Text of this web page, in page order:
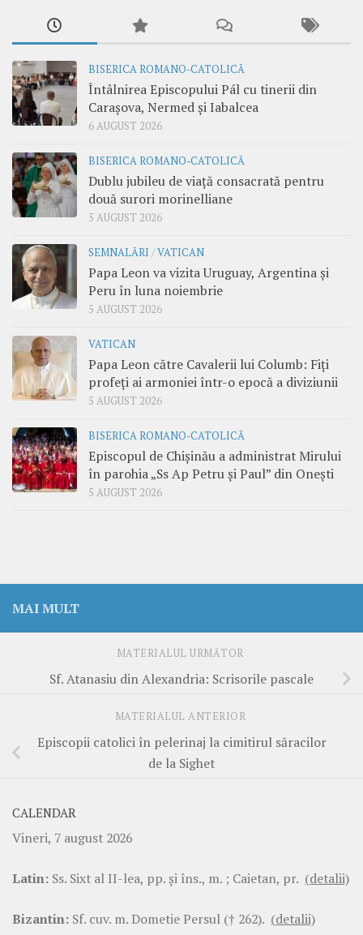
BISERICA ROMANO-CATOLICĂ
Întâlnirea Episcopului Pál cu tinerii din
Carașova, Nermed și Iabalcea
6 AUGUST 2026
BISERICA ROMANO-CATOLICĂ
Dublu jubileu de viață consacrată pentru
două surori morinelliane
5 AUGUST 2026
SEMNALĂRI /VATICAN
Papa Leon va vizita Uruguay, Argentina și
Peru în luna noiembrie
5 AUGUST 2026
VATICAN
Papa Leon către Cavalerii lui Columb: Fiți
profeți ai armoniei într-o epocă a diviziunii
5 AUGUST 2026
BISERICA ROMANO-CATOLICĂ
Episcopul de Chișinău a administrat Mirului
în parohia „Ss Ap Petru și Paul” din Onești
5 AUGUST 2026
MAI MULT
MATERIALUL URMĂTOR
Sf. Atanasiu din Alexandria: Scrisorile pascale
MATERIALUL ANTERIOR
Episcopii catolici în pelerinaj la cimitirul săracilor
de la Sighet
CALENDAR
Vineri, 7 august 2026
Latin: Ss. Sixt al II-lea, pp. şi îns., m. ; Caietan, pr. (detalii)
Bizantin: Sf. cuv. m. Dometie Persul († 262). (detalii)